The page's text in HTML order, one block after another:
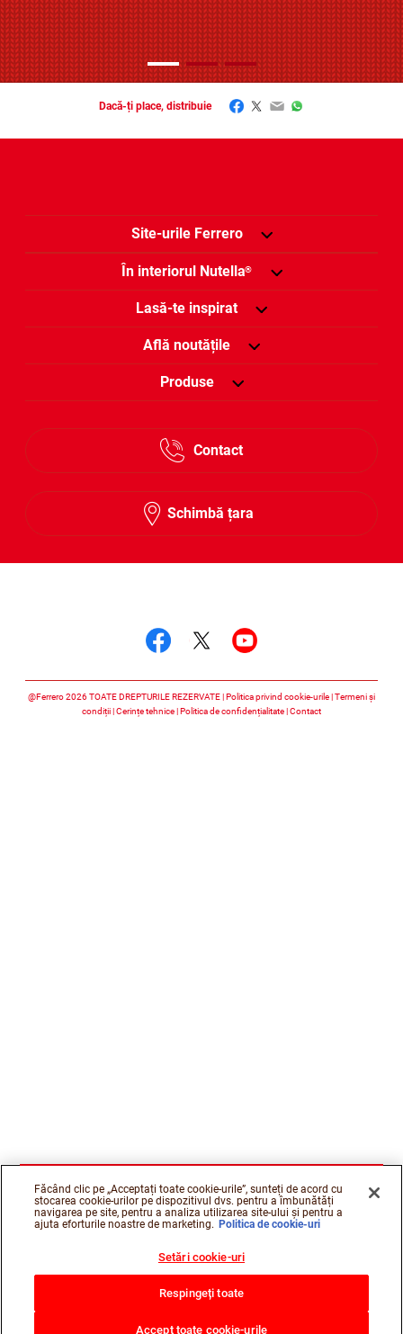
Dacă-ți place, distribuie Facebook
Twitter
EmailWhatsApp
Site-urile Ferrero
În interiorul Nutella®
Lasă-te inspirat
Află noutățile
Produse
Contact
Schimbă țara
@Ferrero 2026 TOATE DREPTURILE REZERVATE Politica privind cookie-urile Termeni și
condiții Cerințe tehnice Politica de confidențialitate Contact
Făcând clic pe „Acceptați toate cookie-urile”, sunteți de acord cu
stocarea cookie-urilor pe dispozitivul dvs. pentru a îmbunătăți
navigarea pe site, pentru a analiza utilizarea site-ului și pentru a
ajuta eforturile noastre de marketing. Politica de cookie-uri
Setări cookie-uri
Respingeți toate
Accept toate cookie-urile